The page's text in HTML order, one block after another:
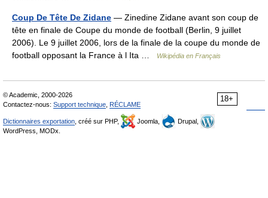
Coup De Tête De Zidane — Zinedine Zidane avant son coup de
tête en finale de Coupe du monde de football (Berlin, 9 juillet
2006). Le 9 juillet 2006, lors de la finale de la coupe du monde de
football opposant la France à l Ita …
Wikipédia en Français
18+
© Academic, 2000-2026
Contactez-nous: Support technique RÉCLAME
Dictionnaires exportation , créé sur PHP, Joomla,
Drupal,
WordPress, MODx.